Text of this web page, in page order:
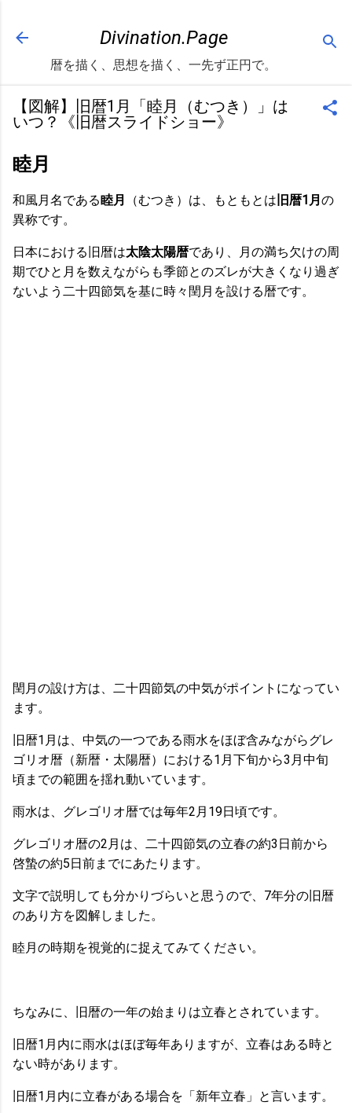
Divination.Page
暦を描く、思想を描く、一先ず正円で。
【図解】旧暦1月「睦月（むつき）」は
いつ？《旧暦スライドショー》
睦月
和風月名である睦月 （むつき）は、もともとは 旧暦1月 の
異称です。
日本における旧暦は太陰太陽暦であり、月の満ち欠けの周
期でひと月を数えながらも季節とのズレが大きくなり過ぎ
ないよう二十四節気を基に時々閏月を設ける暦です。
閏月の設け方は、二十四節気の中気がポイントになってい
ます。
旧暦1月は、中気の一つである雨水をほぼ含みながらグレ
ゴリオ暦（新暦・太陽暦）における1月下旬から3月中旬
頃までの範囲を揺れ動いています。
雨水は、グレゴリオ暦では毎年2月19日頃です。
グレゴリオ暦の2月は、二十四節気の立春の約3日前から
啓蟄の約5日前までにあたります。
文字で説明しても分かりづらいと思うので、7年分の旧暦
のあり方を図解しました。
睦月の時期を視覚的に捉えてみてください。
ちなみに、旧暦の一年の始まりは立春とされています。
旧暦1月内に雨水はほぼ毎年ありますが、立春はある時と
ない時があります。
旧暦1月内に立春がある場合を「新年立春」と言います。